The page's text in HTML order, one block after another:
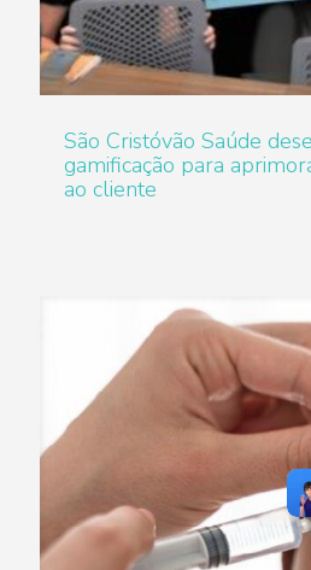
São Cristóvão Saúde
gamificação para
ao cliente